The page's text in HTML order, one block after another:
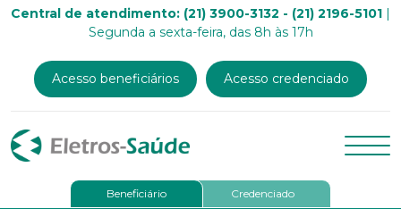
Central de atendimento: (21) 3900-3132 - (21) 2196-5101 |
Segunda a sexta-feira, das 8h às 17h
Acesso beneficiários Acesso credenciado
Beneficiário Credenciado